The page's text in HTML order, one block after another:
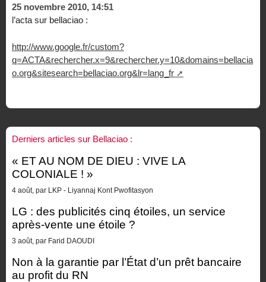
25 novembre 2010, 14:51
l’acta sur bellaciao :
http://www.google.fr/custom?
q=ACTA&rechercher.x=9&rechercher.y=10&domains=bellacia
o.org&sitesearch=bellaciao.org&lr=lang_fr
Derniers articles sur Bellaciao :
« ET AU NOM DE DIEU : VIVE LA
COLONIALE ! »
4 août, par LKP - Liyannaj Kont Pwofitasyon
LG : des publicités cinq étoiles, un service
après-vente une étoile ?
3 août, par Farid DAOUDI
Non à la garantie par l’État d’un prêt bancaire
au profit du RN